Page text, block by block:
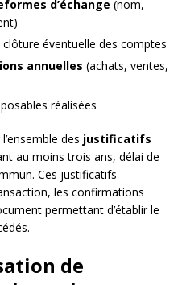
d’échange (nom,
clôture éventuelle des comptes
annuelles (achats, ventes,
réalisées
des justificatifs
au moins trois ans, délai de
Ces justificatifs
les confirmations
permettant d’établir le
de